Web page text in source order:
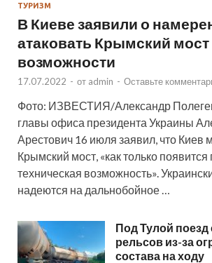
ТУРИЗМ
В Киеве заявили о
атаковать Крымский
возможности
17.07.2022 - от admin - Оставьте
Фото: ИЗВЕСТИЯ/Александр
главы офиса президента Украины
Арестович 16 июля заявил, что Киев
Крымский мост, «как только появится
техническая возможность».
надеются на дальнобойное …
Под Тулой поезд
рельсов из-за
состава на ходу